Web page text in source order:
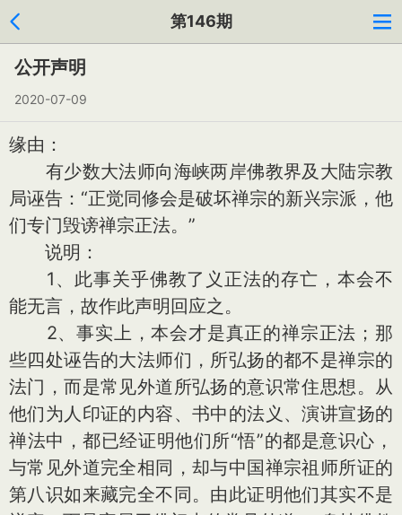
第146期
公开声明
2020-07-09
缘由：
有少数大法师向海峡两岸佛教界及大陆宗教
局诬告：“正觉同修会是破坏禅宗的新兴宗派，他
们专门毁谤禅宗正法。”
说明：
1、此事关乎佛教了义正法的存亡，本会不
能无言，故作此声明回应之。
2、事实上，本会才是真正的禅宗正法；那
些四处诬告的大法师们，所弘扬的都不是禅宗的
法门，而是常见外道所弘扬的意识常住思想。从
他们为人印证的内容、书中的法义、演讲宣扬的
禅法中，都已经证明他们所“悟”的都是意识心，
与常见外道完全相同，却与中国禅宗祖师所证的
第八识如来藏完全不同。由此证明他们其实不是